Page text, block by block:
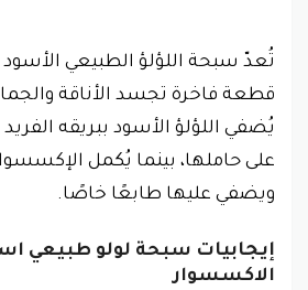
تُعدّ سبحة اللؤلؤ الطبيعي
قطعة فاخرة تجسد الأناقة
يُضفي اللؤلؤ الأسود ببريقه
على حاملها، بينما يُكمل
ويضفي عليها طابعًا خاصًا.
إيجابيات سبحة لولو طبيعي
الاكسسوار